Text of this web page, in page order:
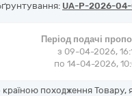
UA-P-2026-
Період подачі
з 09-04-2026,
по 14-04-2026,
походження Товару,